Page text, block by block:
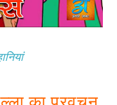
का प्रवचन